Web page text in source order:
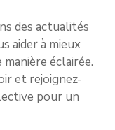
des actualités
aider à mieux
éclairée.
et rejoignez-
pour un